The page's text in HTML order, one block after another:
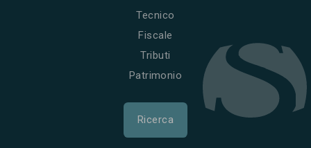
Tecnico
Fiscale
Tributi
Patrimonio
Ricerca